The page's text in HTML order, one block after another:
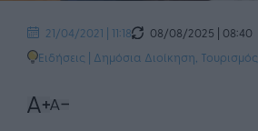
21/04/2021 | 11:18
08/08/2025 | 08:40
Ειδήσεις | Δημόσια Διοίκηση Τουρισμός